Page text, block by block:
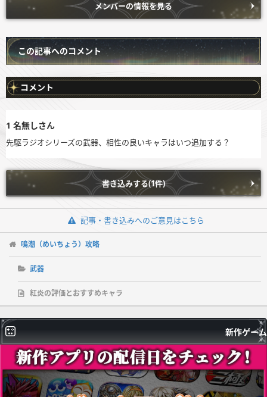
メンバーの情報を見る
この記事へのコメント
コメント
1 名無しさん
先駆ラジオシリーズの武器、相性の良いキャラはいつ追加する？
書き込みする(1件)
記事・書き込みへのご意見はこちら
鳴潮（めいちょう）攻略
武器
紅炎の評価とおすすめキャラ
新作ゲーム